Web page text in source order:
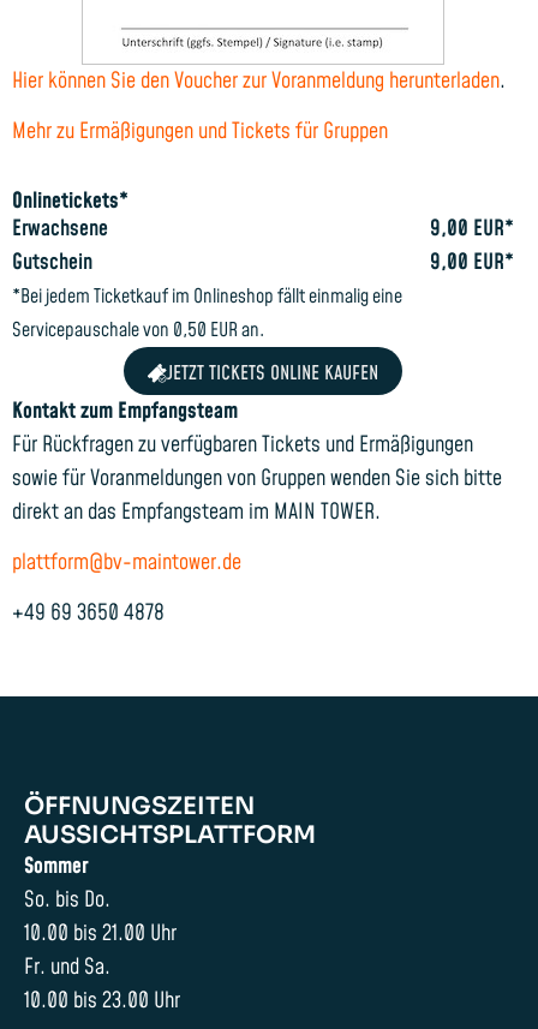
Hier können Sie den Voucher zur Voranmeldung herunterladen.
Mehr zu Ermäßigungen und Tickets für Gruppen
Onlinetickets*
Erwachsene
9,00 EUR*
Gutschein
9,00 EUR*
*Bei jedem Ticketkauf im Onlineshop fällt einmalig eine
Servicepauschale von 0,50 EUR an.
JETZT TICKETS ONLINE KAUFEN
Kontakt zum Empfangsteam
Für Rückfragen zu verfügbaren Tickets und Ermäßigungen
sowie für Voranmeldungen von Gruppen wenden Sie sich bitte
direkt an das Empfangsteam im MAIN TOWER.
plattform@bv-maintower.de
+49 69 3650 4878
ÖFFNUNGSZEITEN
AUSSICHTSPLATTFORM
Sommer
So. bis Do.
10.00 bis 21.00 Uhr
Fr. und Sa.
10.00 bis 23.00 Uhr